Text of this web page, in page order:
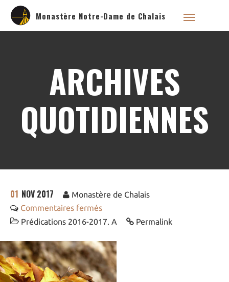
Monastère Notre-Dame de Chalais
Qui sommes nous ?
Saint Dominique
La famille dominicaine
Devenir moniale
dominicaine
Les restaurations de
l’église de Chalais
ARCHIVES
QUOTIDIENNES
01 NOV 2017
Monastère de Chalais
Commentaires fermés
Prédications 2016-2017. A
Permalink